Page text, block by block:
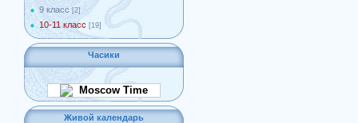
9 класс [2]
10-11 класс [19]
Часики
Moscow Time
Живой календарь